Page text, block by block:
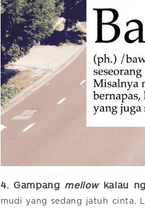
4. Gampang mellowkalau
mudi yang sedang jatuh cinta.